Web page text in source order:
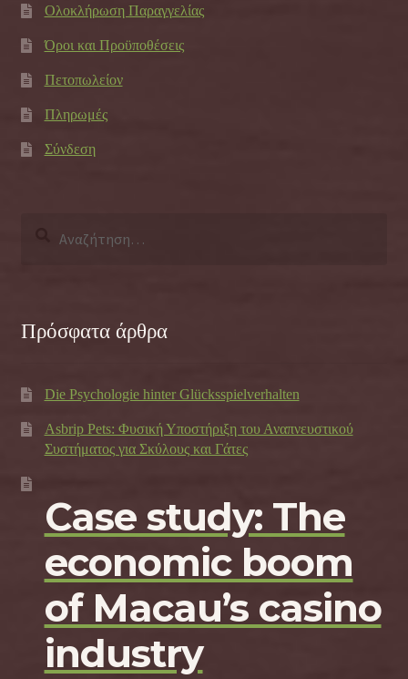
Ολοκλήρωση Παραγγελίας
Όροι και Προϋποθέσεις
Πετοπωλείον
Πληρωμές
Σύνδεση
Πρόσφατα άρθρα
Die Psychologie hinter Glücksspielverhalten
Asbrip Pets: Φυσική Υποστήριξη του Αναπνευστικού
Συστήματος για Σκύλους και Γάτες
Case study: The
economic boom
of Macau’s casino
industry